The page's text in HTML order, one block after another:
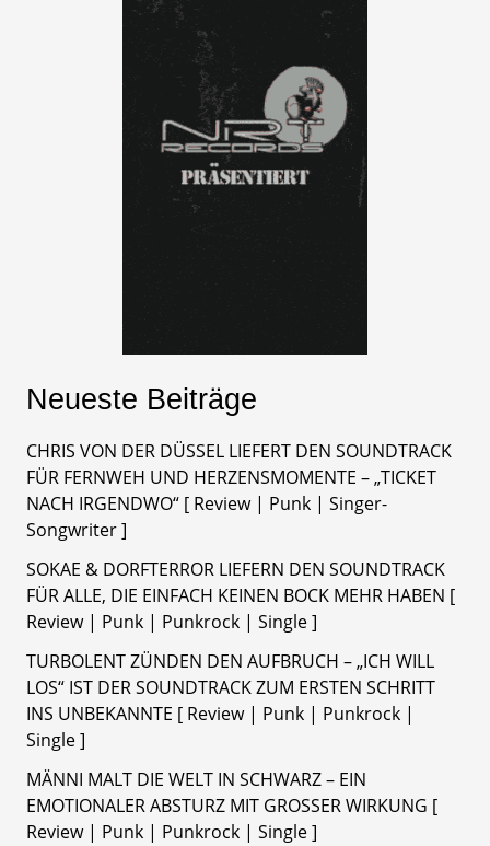
Neueste Beiträge
CHRIS VON DER DÜSSEL LIEFERT DEN SOUNDTRACK
FÜR FERNWEH UND HERZENSMOMENTE – „TICKET
NACH IRGENDWO“ [ Review | Punk | Singer-
Songwriter ]
SOKAE & DORFTERROR LIEFERN DEN SOUNDTRACK
FÜR ALLE, DIE EINFACH KEINEN BOCK MEHR HABEN [
Review | Punk | Punkrock | Single ]
TURBOLENT ZÜNDEN DEN AUFBRUCH – „ICH WILL
LOS“ IST DER SOUNDTRACK ZUM ERSTEN SCHRITT
INS UNBEKANNTE [ Review | Punk | Punkrock |
Single ]
MÄNNI MALT DIE WELT IN SCHWARZ – EIN
EMOTIONALER ABSTURZ MIT GROSSER WIRKUNG [
Review | Punk | Punkrock | Single ]